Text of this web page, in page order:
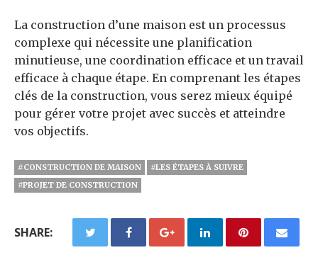
La construction d’une maison est un processus
complexe qui nécessite une planification
minutieuse, une coordination efficace et un travail
efficace à chaque étape. En comprenant les étapes
clés de la construction, vous serez mieux équipé
pour gérer votre projet avec succès et atteindre
vos objectifs.
#CONSTRUCTION DE MAISON
#LES ÉTAPES À SUIVRE
#PROJET DE CONSTRUCTION
SHARE: